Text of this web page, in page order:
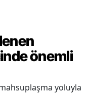
önemli
yoluyla